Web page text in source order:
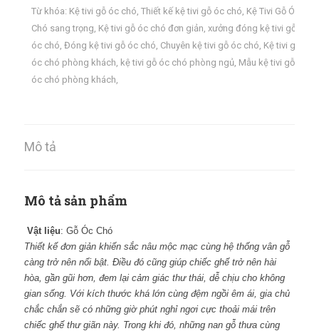
Từ khóa: Kệ tivi gỗ óc chó, Thiết kế kệ tivi gỗ óc chó, Kệ Tivi Gỗ Óc
Chó sang trọng, Kệ tivi gỗ óc chó đơn giản, xưởng đóng kệ tivi gỗ
óc chó, Đóng kệ tivi gỗ óc chó, Chuyên kệ tivi gỗ óc chó, Kệ tivi gỗ
óc chó phòng khách, kệ tivi gỗ óc chó phòng ngủ, Mẫu kệ tivi gỗ
óc chó phòng khách,
Mô tả
Mô tả sản phẩm
Vật liệu: Gỗ Óc Chó
Thiết kế đơn giản khiến sắc nâu mộc mạc cùng hệ thống vân gỗ
càng trở nên nổi bật. Điều đó cũng giúp chiếc ghế trở nên hài
hòa, gần gũi hơn, đem lại cảm giác thư thái, dễ chịu cho không
gian sống. Với kích thước khá lớn cùng đệm ngồi êm ái, gia chủ
chắc chắn sẽ có những giờ phút nghỉ ngơi cực thoải mái trên
chiếc ghế thư giãn này. Trong khi đó, những nan gỗ thưa cùng